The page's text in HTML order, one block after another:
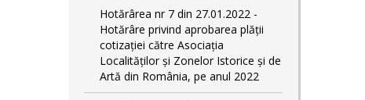
Hotărârea nr 7 din 27.01.2022 -
Hotărâre privind aprobarea plății
cotizației către Asociația
Localităților și Zonelor Istorice și de
Artă din România, pe anul 2022